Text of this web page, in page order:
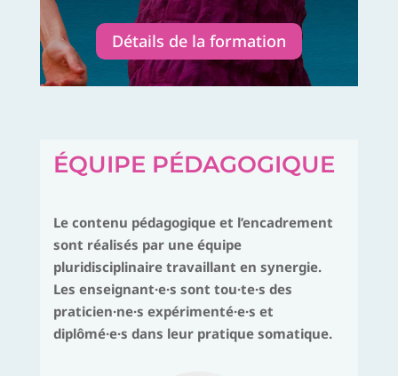
Détails de la formation
ÉQUIPE PÉDAGOGIQUE
Le contenu pédagogique et l’encadrement
sont réalisés par une équipe
pluridisciplinaire travaillant en synergie.
Les enseignant·e·s sont tou·te·s des
praticien·ne·s expérimenté·e·s et
diplômé·e·s dans leur pratique somatique.